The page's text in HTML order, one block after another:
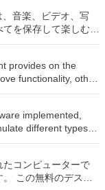
スク、ドイツ語、英
ー、イタリア語、ラ
、オランダ、ノルス
スロヴェンスキー、
、Suomi、
with MS Office
Thousands of
included.
Free comes with
a paragraph
has an Office to PDF
count features.
in
Word document
is a versatile word
easy to use and
to create impressive
ビスを介してVNC
します。 Apple
ティ製のVNC互換
ーに直接接続しま
ンして、すべてのデ
します。 仮想キー
する必要のあるマシ
セスして、各コンピ
るだけです。次
用して、ローカルマ
そこから、コンピュ
ックスできます。
コンテンツをサポー
1の映画を見る常時
YouTubeおよび
VRエクスペリエンス
ット、HTC、VIVE、
ャストのサポート
でPDF形式および
送信することもでき
なります）。 この
動作します。
は、2007 Microsoft
あり、2007 Microsoft
項の対象となりま
オペレーティングシ
Vista、Windows
音楽、ビデオ、写
を保存して楽しむ最
、外出先で楽しむた
は家中のデバイス
テイメントを楽しめ
ル音楽体験がさらに
べて1つの場所に -
をすべて保存して楽
ても音楽、ビデオ、
provides on the
functionality, other
Workstation Pro is
reliable app when
software apps and
environment. Key
- Create one; Run
and vCloud Air
implemented,
of
DEC VT382, and it
some other useful
コンピューターで
この無料のデスク